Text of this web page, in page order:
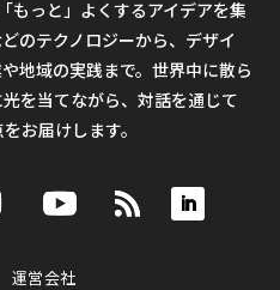
もっと」よくするアイデアを集
のテクノロジーから、デザイ
地域の実践まで。世界中に散ら
を当てながら、対話を通じて
お届けします。
運営会社